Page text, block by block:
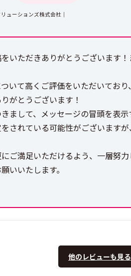
ューションズ株式会社｜
いただきありがとうございます
いて高くご評価をいただいてお
がとうございます！
まして、メッセージの冒頭を表
されている可能性がございます
ご満足いただけるよう、一層努
いいたします。
他のレビューも見る